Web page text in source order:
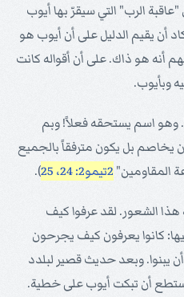
"عاقبة الرب" التي سيقرّ بها أيوب
أن يقيم الدليل على أن أيوب هو
أنه هو ذاك. على أن أقواله كانت
وبأيوب.
وهو اسم يستحقه فعلاً! وبم
يخاصم بل يكون مترفقاً بالجميع
المقاومين" 2تيمو2: 24، 25 ).
هذا الشعور. لقد عرفوا كيف
كانوا يعرفون كيف يجرحون
يبنوا. وبعد حديث قصير لبلدد
أن تبكت أيوب على خطية.